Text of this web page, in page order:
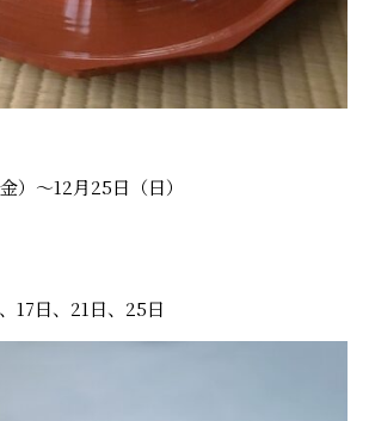
）～12月25日（日）
17日、21日、25日